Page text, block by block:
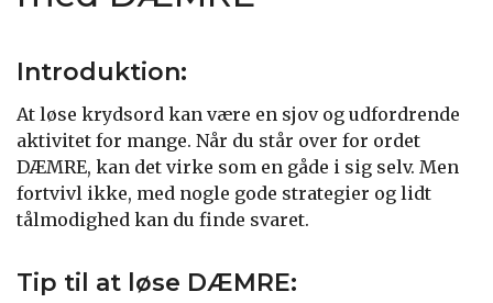
Introduktion:
At løse krydsord kan være en sjov og udfordrende
aktivitet for mange. Når du står over for ordet
DÆMRE, kan det virke som en gåde i sig selv. Men
fortvivl ikke, med nogle gode strategier og lidt
tålmodighed kan du finde svaret.
Tip til at løse DÆMRE: